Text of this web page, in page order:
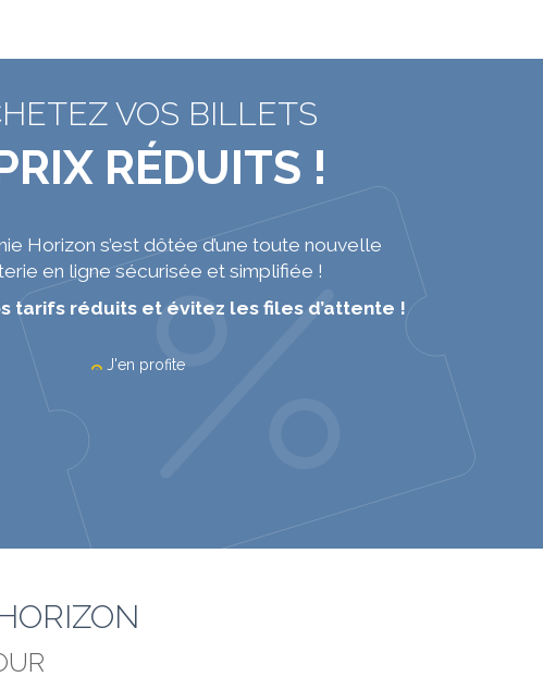
VOS BILLETS
RÉDUITS !
Horizon s’est dôtée d’une toute nouvelle
en ligne sécurisée et simplifiée !
tarifs réduits et évitez les files d’attente !
J'en profite